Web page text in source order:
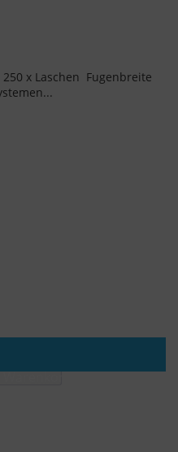
x Laschen Fugenbreite
Warenkorb